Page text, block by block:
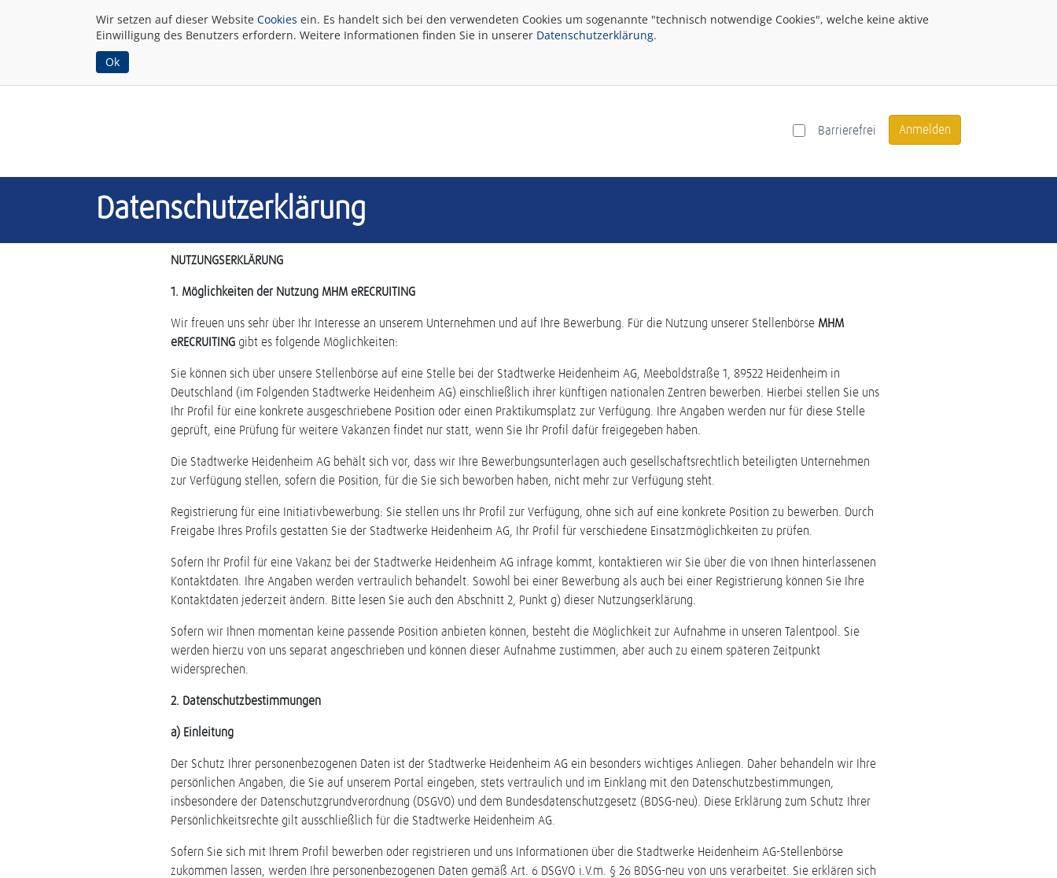
Wir setzen auf dieser Website Cookies ein. Es handelt sich bei den verwendeten Cookies um sogenannte "technisch notwendige Cookies", welche keine aktive
Einwilligung des Benutzers erfordern. Weitere Informationen finden Sie in unserer Datenschutzerklärung.
Ok
Barrierefrei Anmelden
Datenschutzerklärung
NUTZUNGSERKLÄRUNG
1. Möglichkeiten der Nutzung MHM eRECRUITING
Wir freuen uns sehr über Ihr Interesse an unserem Unternehmen und auf Ihre Bewerbung. Für die Nutzung unserer Stellenbörse MHM
eRECRUITING gibt es folgende Möglichkeiten:
Sie können sich über unsere Stellenbörse auf eine Stelle bei der Stadtwerke Heidenheim AG, Meeboldstraße 1, 89522 Heidenheim in
Deutschland (im Folgenden Stadtwerke Heidenheim AG) einschließlich ihrer künftigen nationalen Zentren bewerben. Hierbei stellen Sie uns
Ihr Profil für eine konkrete ausgeschriebene Position oder einen Praktikumsplatz zur Verfügung. Ihre Angaben werden nur für diese Stelle
geprüft, eine Prüfung für weitere Vakanzen findet nur statt, wenn Sie Ihr Profil dafür freigegeben haben.
Die Stadtwerke Heidenheim AG behält sich vor, dass wir Ihre Bewerbungsunterlagen auch gesellschaftsrechtlich beteiligten Unternehmen
zur Verfügung stellen, sofern die Position, für die Sie sich beworben haben, nicht mehr zur Verfügung steht.
Registrierung für eine Initiativbewerbung: Sie stellen uns Ihr Profil zur Verfügung, ohne sich auf eine konkrete Position zu bewerben. Durch
Freigabe Ihres Profils gestatten Sie der Stadtwerke Heidenheim AG, Ihr Profil für verschiedene Einsatzmöglichkeiten zu prüfen.
Sofern Ihr Profil für eine Vakanz bei der Stadtwerke Heidenheim AG infrage kommt, kontaktieren wir Sie über die von Ihnen hinterlassenen
Kontaktdaten. Ihre Angaben werden vertraulich behandelt. Sowohl bei einer Bewerbung als auch bei einer Registrierung können Sie Ihre
Kontaktdaten jederzeit ändern. Bitte lesen Sie auch den Abschnitt 2, Punkt g) dieser Nutzungserklärung.
Sofern wir Ihnen momentan keine passende Position anbieten können, besteht die Möglichkeit zur Aufnahme in unseren Talentpool. Sie
werden hierzu von uns separat angeschrieben und können dieser Aufnahme zustimmen, aber auch zu einem späteren Zeitpunkt
widersprechen.
2. Datenschutzbestimmungen
a) Einleitung
Der Schutz Ihrer personenbezogenen Daten ist der Stadtwerke Heidenheim AG ein besonders wichtiges Anliegen. Daher behandeln wir Ihre
persönlichen Angaben, die Sie auf unserem Portal eingeben, stets vertraulich und im Einklang mit den Datenschutzbestimmungen,
insbesondere der Datenschutzgrundverordnung (DSGVO) und dem Bundesdatenschutzgesetz (BDSG-neu). Diese Erklärung zum Schutz Ihrer
Persönlichkeitsrechte gilt ausschließlich für die Stadtwerke Heidenheim AG.
Sofern Sie sich mit Ihrem Profil bewerben oder registrieren und uns Informationen über die Stadtwerke Heidenheim AG-Stellenbörse
zukommen lassen, werden Ihre personenbezogenen Daten gemäß Art. 6 DSGVO i.V.m. § 26 BDSG-neu von uns verarbeitet. Sie erklären sich